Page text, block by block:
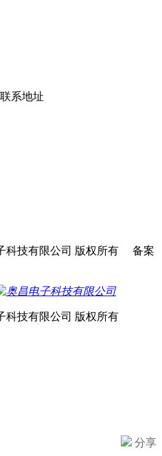
系地址
科技有限公司 版权所有 备案
科技有限公司 版权所有
分享